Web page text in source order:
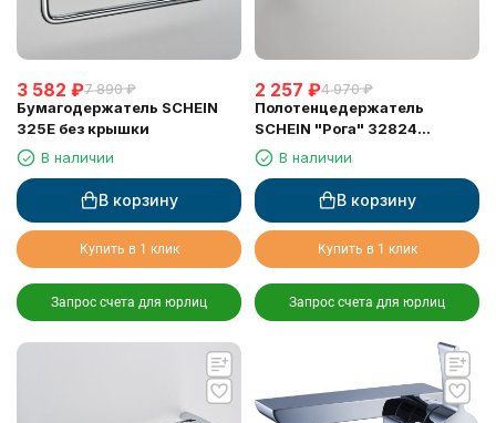
3 582 ₽7 890 ₽
Бумагодержатель SCHEIN
325E без крышки
В наличии
В корзину
Купить в 1 клик
Запрос счета для юрлиц
2 257 ₽4 970 ₽
Полотенцедержатель
SCHEIN "Рога" 32824
двойные
В наличии
В корзину
Купить в 1 клик
Запрос счета для юрлиц